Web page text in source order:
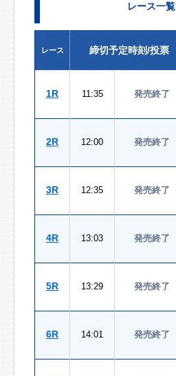
レース一覧
レース
締切予定時刻/投票
1R 11:35 発売終了
2R 12:00 発売終了
3R 12:35 発売終了
4R 13:03 発売終了
5R 13:29 発売終了
6R 14:01 発売終了